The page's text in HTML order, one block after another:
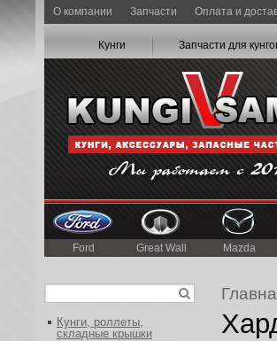
О компании Запчасти Оплата и
Кунги Запчасти для
Ford Great Wall Mazda
Кунги, роллеты,
складные крышки